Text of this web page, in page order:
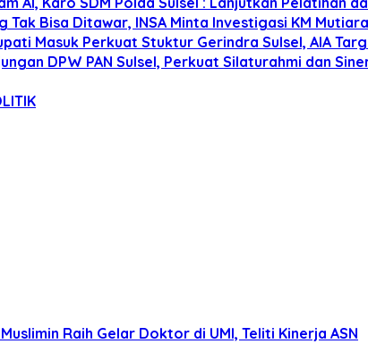
Tak Bisa Ditawar, INSA Minta Investigasi KM
Masuk Perkuat Stuktur Gerindra Sulsel, AIA
DPW PAN Sulsel, Perkuat Silaturahmi dan
Raih Gelar Doktor di UMI, Teliti Kinerja ASN